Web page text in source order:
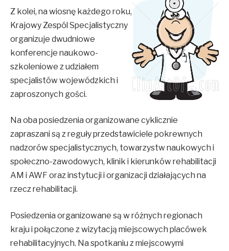
Z kolei, na wiosnę każdego roku,
Krajowy Zespól Specjalistyczny
organizuje dwudniowe
konferencje naukowo-
szkoleniowe z udziałem
specjalistów wojewódzkich i
zaproszonych gości.
Na oba posiedzenia organizowane cyklicznie
zapraszani są z reguły przedstawiciele pokrewnych
nadzorów specjalistycznych, towarzystw naukowych i
społeczno-zawodowych, klinik i kierunków rehabilitacji
AM i AWF oraz instytucji i organizacji działających na
rzecz rehabilitacji.
Posiedzenia organizowane są w różnych regionach
kraju i połączone z wizytacją miejscowych placówek
rehabilitacyjnych. Na spotkaniu z miejscowymi